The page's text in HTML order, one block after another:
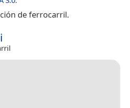
de ferrocarril.